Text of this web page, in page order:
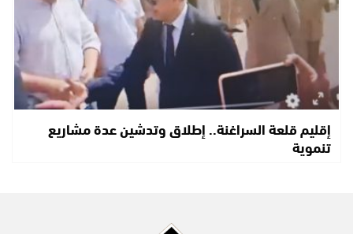
إقليم قلعة السراغنة.. إطلاق وتدشين عدة مشاريع
تنموية